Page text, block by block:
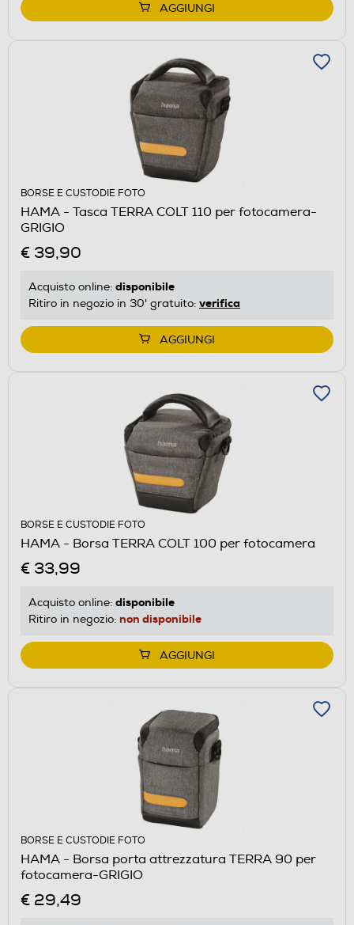
AGGIUNGI
BORSE E CUSTODIE FOTO
HAMA - Tasca TERRA COLT 110 per fotocamera-
GRIGIO
€ 39,90
Acquisto online: disponibile
Ritiro in negozio in 30' gratuito: verifica
AGGIUNGI
BORSE E CUSTODIE FOTO
HAMA - Borsa TERRA COLT 100 per fotocamera
€ 33,99
Acquisto online: disponibile
Ritiro in negozio: non disponibile
AGGIUNGI
BORSE E CUSTODIE FOTO
HAMA - Borsa porta attrezzatura TERRA 90 per
fotocamera-GRIGIO
€ 29,49